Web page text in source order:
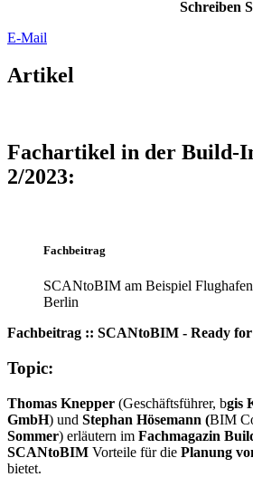
Schreiben
E-Mail
Artikel
Fachartikel in der Build-
2/2023:
Fachbeitrag
SCANtoBIM am Beispiel
Berlin
Fachbeitrag :: SCANtoBIM - Ready
Topic:
Thomas Knepper (Geschäftsführer, bgis
GmbH) und Stephan Hösemann (BIM
Sommer) erläutern im Fachmagazin
SCANtoBIM Vorteile für die Planung
bietet.